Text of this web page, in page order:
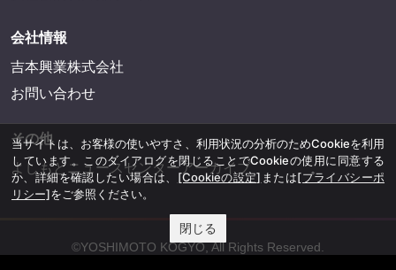
会社情報
吉本興業株式会社
お問い合わせ
その他
よしもとニュースセンターアーカイブ
©YOSHIMOTO KOGYO, All Rights Reserved.
当サイトは、お客様の使いやすさ、利用状況の分析のためCookieを利用
しています。このダイアログを閉じることでCookieの使用に同意する
か、詳細を確認したい場合は、 [Cookieの設定] または[プライバシーポ
リシー]をご参照ください。
閉じる